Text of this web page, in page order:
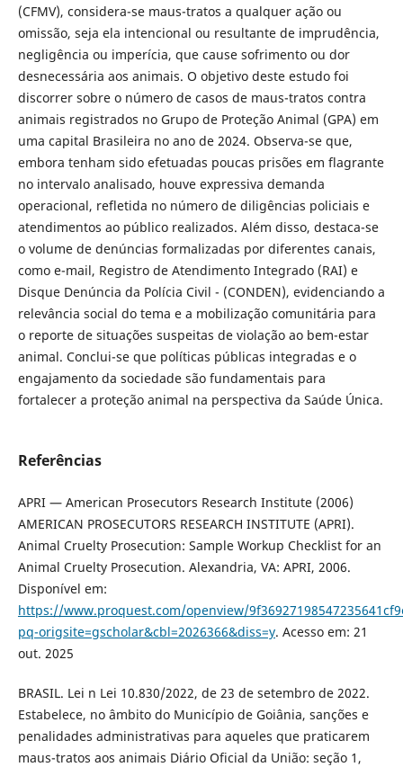
(CFMV), considera-se maus-tratos a qualquer ação ou
omissão, seja ela intencional ou resultante de imprudência,
negligência ou imperícia, que cause sofrimento ou dor
desnecessária aos animais. O objetivo deste estudo foi
discorrer sobre o número de casos de maus-tratos contra
animais registrados no Grupo de Proteção Animal (GPA) em
uma capital Brasileira no ano de 2024. Observa-se que,
embora tenham sido efetuadas poucas prisões em flagrante
no intervalo analisado, houve expressiva demanda
operacional, refletida no número de diligências policiais e
atendimentos ao público realizados. Além disso, destaca-se
o volume de denúncias formalizadas por diferentes canais,
como e-mail, Registro de Atendimento Integrado (RAI) e
Disque Denúncia da Polícia Civil - (CONDEN), evidenciando a
relevância social do tema e a mobilização comunitária para
o reporte de situações suspeitas de violação ao bem-estar
animal. Conclui-se que políticas públicas integradas e o
engajamento da sociedade são fundamentais para
fortalecer a proteção animal na perspectiva da Saúde Única.
Referências
APRI — American Prosecutors Research Institute (2006)
AMERICAN PROSECUTORS RESEARCH INSTITUTE (APRI).
Animal Cruelty Prosecution: Sample Workup Checklist for an
Animal Cruelty Prosecution. Alexandria, VA: APRI, 2006.
Disponível em:
https://www.proquest.com/openview/
pq-origsite=gscholar&cbl=2026366&diss=y. Acesso em: 21
out. 2025
BRASIL. Lei n Lei 10.830/2022, de 23 de setembro de 2022.
Estabelece, no âmbito do Município de Goiânia, sanções e
penalidades administrativas para aqueles que praticarem
maus-tratos aos animais Diário Oficial da União: seção 1,